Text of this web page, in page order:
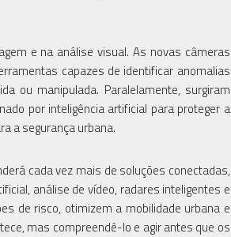
e na análise visual. As novas câmeras
capazes de identificar anomalias
ou manipulada. Paralelamente, surgiram
por inteligência artificial para proteger a
a segurança urbana.
cada vez mais de soluções conectadas,
análise de vídeo, radares inteligentes e
de risco, otimizem a mobilidade urbana e
mas compreendê-lo e agir antes que os